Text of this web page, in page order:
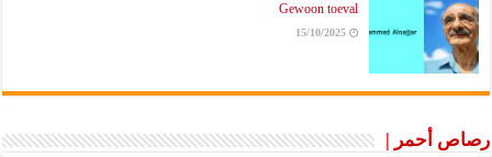
Gewoon toeval
15/10/2025
رصاص أحمر |